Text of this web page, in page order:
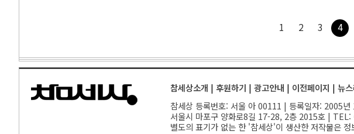
1 2 3 4
참세상소개 | 후원하기 | 광고안내 | 이전페이지 | 뉴
참세상 등록번호: 서울 아 00111 | 등록일자: 2005
서울시 마포구 양화로8길 17-28, 2층 2015호 | TEL:
별도의 표기가 없는 한 '참세상'이 생산한 저작물은